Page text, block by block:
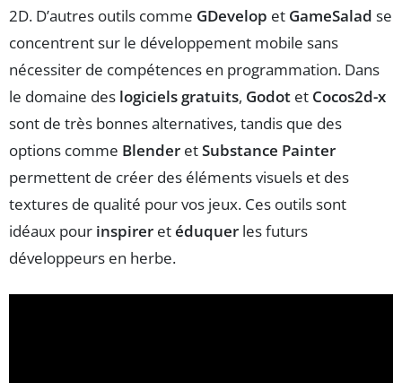
2D. D’autres outils comme GDevelop et GameSalad se
concentrent sur le développement mobile sans
nécessiter de compétences en programmation. Dans
le domaine des logiciels gratuits, Godot et Cocos2d-x
sont de très bonnes alternatives, tandis que des
options comme Blender etSubstance Painter
permettent de créer des éléments visuels et des
textures de qualité pour vos jeux. Ces outils sont
idéaux pour inspirer etéduquer les futurs
développeurs en herbe.